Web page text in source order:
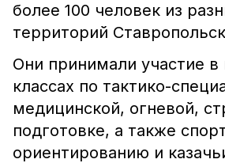
более 100 человек из
территорий
Они принимали участие в
классах по тактико-
медицинской, огневой,
подготовке, а также
ориентированию и